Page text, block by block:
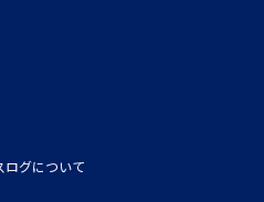
グについて